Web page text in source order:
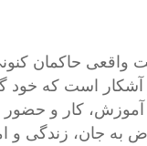
حاکمان
است که خود
آموزش، کار و
به جان، زندگی و